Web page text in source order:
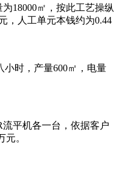
18000㎡，按此工艺操纵
，人工单元本钱约为0.44
时，产量600㎡，电量
平机各一台，依据客户
。